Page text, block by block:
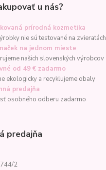
u nás?
prírodná kozmetika
nie sú testované na zvieratách
na jednom mieste
našich slovenských výrobcov
od 49 € zadarmo
ekologicky a recyklujeme obaly
predajňa
osobného odberu zadarmo
predajňa
2